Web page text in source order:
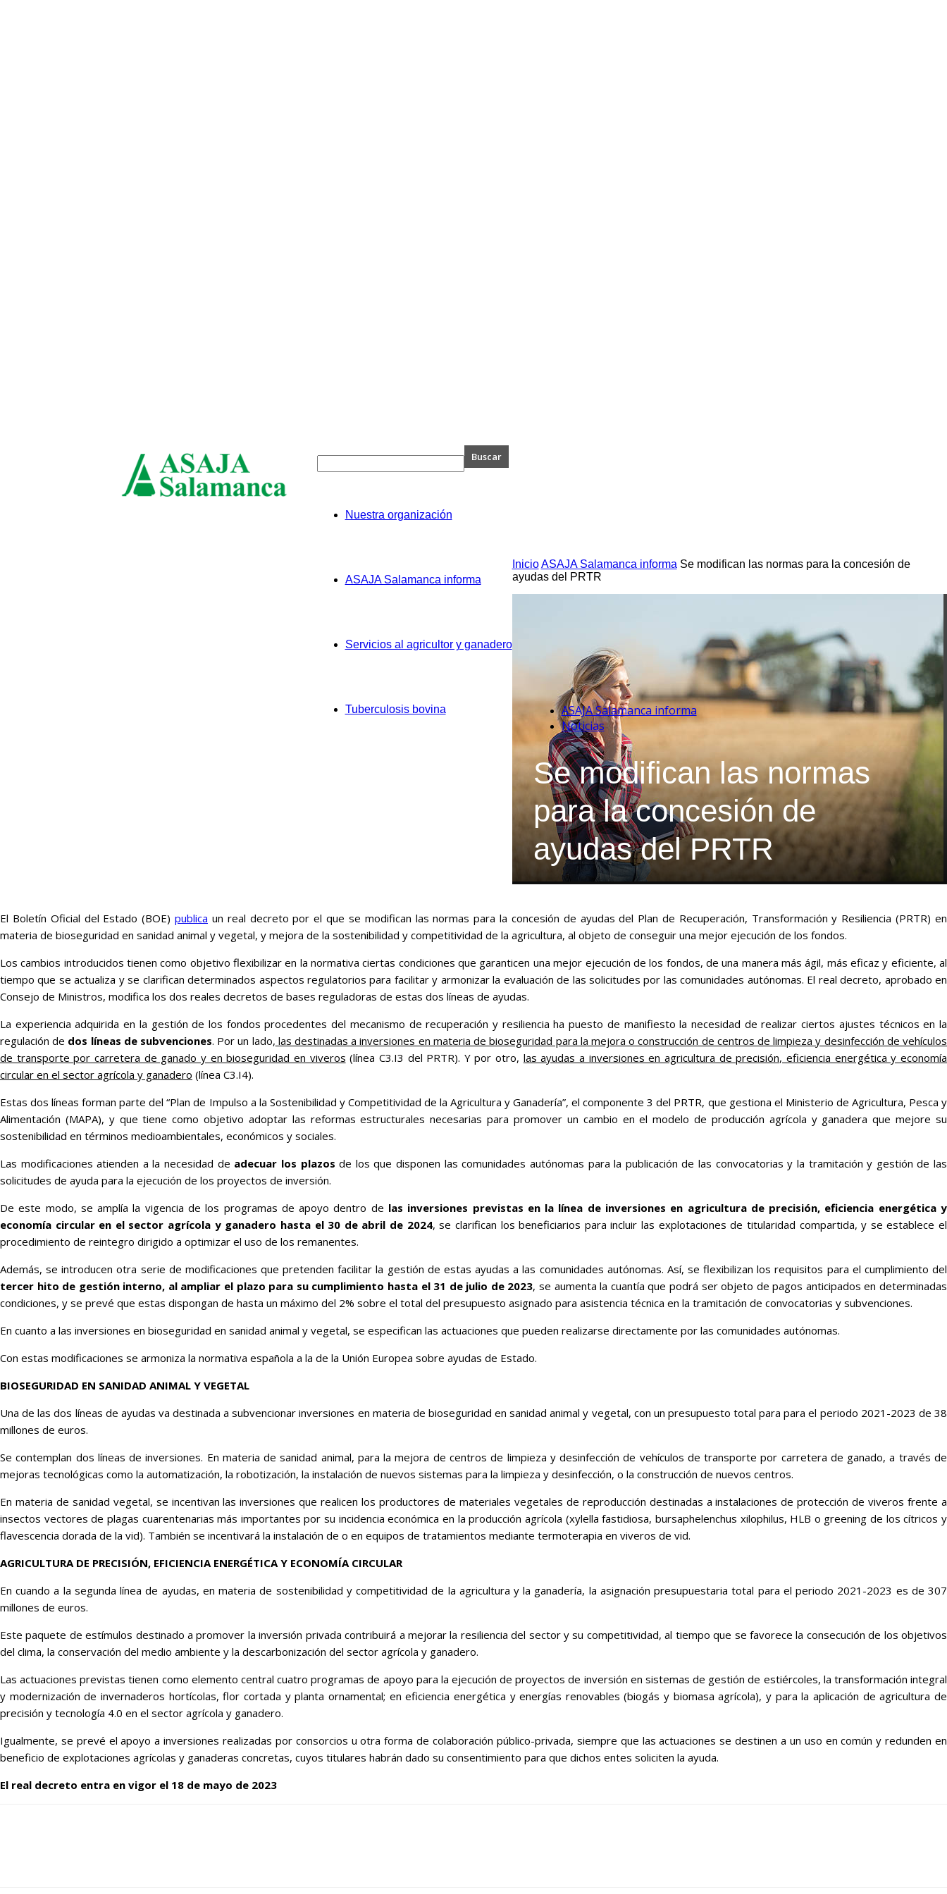
Nuestra organización
ASAJA Salamanca informa
Servicios al agricultor y ganadero
Tuberculosis bovina
Inicio ASAJA Salamanca informa Se modifican las normas para la concesión de
ayudas del PRTR
ASAJA Salamanca informa
Noticias
Se modifican las normas
para la concesión de
ayudas del PRTR
El Boletín Oficial del Estado (BOE) publica un real decreto por el que se modifican las normas para la concesión de ayudas del Plan de Recuperación, Transformación y Resiliencia (PRTR) en
materia de bioseguridad en sanidad animal y vegetal, y mejora de la sostenibilidad y competitividad de la agricultura, al objeto de conseguir una mejor ejecución de los fondos.
Los cambios introducidos tienen como objetivo flexibilizar en la normativa ciertas condiciones que garanticen una mejor ejecución de los fondos, de una manera más ágil, más eficaz y eficiente, al
tiempo que se actualiza y se clarifican determinados aspectos regulatorios para facilitar y armonizar la evaluación de las solicitudes por las comunidades autónomas. El real decreto, aprobado en
Consejo de Ministros, modifica los dos reales decretos de bases reguladoras de estas dos líneas de ayudas.
La experiencia adquirida en la gestión de los fondos procedentes del mecanismo de recuperación y resiliencia ha puesto de manifiesto la necesidad de realizar ciertos ajustes técnicos en la
regulación de dos líneas de subvenciones. Por un lado, las destinadas a inversiones en materia de bioseguridad para la mejora o construcción de centros de limpieza y desinfección de vehículos
de transporte por carretera de ganado y en bioseguridad en viveros (línea C3.I3 del PRTR). Y por otro, las ayudas a inversiones en agricultura de precisión, eficiencia energética y economía
circular en el sector agrícola y ganadero (línea C3.I4).
Estas dos líneas forman parte del “Plan de Impulso a la Sostenibilidad y Competitividad de la Agricultura y Ganadería”, el componente 3 del PRTR, que gestiona el Ministerio de Agricultura, Pesca y
Alimentación (MAPA), y que tiene como objetivo adoptar las reformas estructurales necesarias para promover un cambio en el modelo de producción agrícola y ganadera que mejore su
sostenibilidad en términos medioambientales, económicos y sociales.
Las modificaciones atienden a la necesidad de adecuar los plazos de los que disponen las comunidades autónomas para la publicación de las convocatorias y la tramitación y gestión de las
solicitudes de ayuda para la ejecución de los proyectos de inversión.
De este modo, se amplía la vigencia de los programas de apoyo dentro de las inversiones previstas en la línea de inversiones en agricultura de precisión, eficiencia energética y
economía circular en el sector agrícola y ganadero hasta el 30 de abril de 2024, se clarifican los beneficiarios para incluir las explotaciones de titularidad compartida, y se establece el
procedimiento de reintegro dirigido a optimizar el uso de los remanentes.
Además, se introducen otra serie de modificaciones que pretenden facilitar la gestión de estas ayudas a las comunidades autónomas. Así, se flexibilizan los requisitos para el cumplimiento del
tercer hito de gestión interno, al ampliar el plazo para su cumplimiento hasta el 31 de julio de 2023, se aumenta la cuantía que podrá ser objeto de pagos anticipados en determinadas
condiciones, y se prevé que estas dispongan de hasta un máximo del 2% sobre el total del presupuesto asignado para asistencia técnica en la tramitación de convocatorias y subvenciones.
En cuanto a las inversiones en bioseguridad en sanidad animal y vegetal, se especifican las actuaciones que pueden realizarse directamente por las comunidades autónomas.
Con estas modificaciones se armoniza la normativa española a la de la Unión Europea sobre ayudas de Estado.
BIOSEGURIDAD EN SANIDAD ANIMAL Y VEGETAL
Una de las dos líneas de ayudas va destinada a subvencionar inversiones en materia de bioseguridad en sanidad animal y vegetal, con un presupuesto total para para el periodo 2021-2023 de 38
millones de euros.
Se contemplan dos líneas de inversiones. En materia de sanidad animal, para la mejora de centros de limpieza y desinfección de vehículos de transporte por carretera de ganado, a través de
mejoras tecnológicas como la automatización, la robotización, la instalación de nuevos sistemas para la limpieza y desinfección, o la construcción de nuevos centros.
En materia de sanidad vegetal, se incentivan las inversiones que realicen los productores de materiales vegetales de reproducción destinadas a instalaciones de protección de viveros frente a
insectos vectores de plagas cuarentenarias más importantes por su incidencia económica en la producción agrícola (xylella fastidiosa, bursaphelenchus xilophilus, HLB o greening de los cítricos y
flavescencia dorada de la vid). También se incentivará la instalación de o en equipos de tratamientos mediante termoterapia en viveros de vid.
AGRICULTURA DE PRECISIÓN, EFICIENCIA ENERGÉTICA Y ECONOMÍA CIRCULAR
En cuando a la segunda línea de ayudas, en materia de sostenibilidad y competitividad de la agricultura y la ganadería, la asignación presupuestaria total para el periodo 2021-2023 es de 307
millones de euros.
Este paquete de estímulos destinado a promover la inversión privada contribuirá a mejorar la resiliencia del sector y su competitividad, al tiempo que se favorece la consecución de los objetivos
del clima, la conservación del medio ambiente y la descarbonización del sector agrícola y ganadero.
Las actuaciones previstas tienen como elemento central cuatro programas de apoyo para la ejecución de proyectos de inversión en sistemas de gestión de estiércoles, la transformación integral
y modernización de invernaderos hortícolas, flor cortada y planta ornamental; en eficiencia energética y energías renovables (biogás y biomasa agrícola), y para la aplicación de agricultura de
precisión y tecnología 4.0 en el sector agrícola y ganadero.
Igualmente, se prevé el apoyo a inversiones realizadas por consorcios u otra forma de colaboración público-privada, siempre que las actuaciones se destinen a un uso en común y redunden en
beneficio de explotaciones agrícolas y ganaderas concretas, cuyos titulares habrán dado su consentimiento para que dichos entes soliciten la ayuda.
El real decreto entra en vigor el 18 de mayo de 2023